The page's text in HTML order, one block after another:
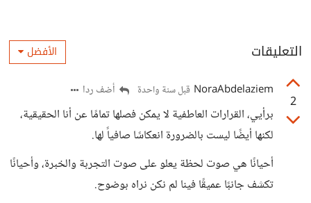
التعليقات الأفضل
2
NoraAbdelaziem قبل سنة واحدة أضف ردا
برأيي، القرارات العاطفية لا يمكن فصلها تمامًا عن أنا الحقيقية،
لكنها أيضًا ليست بالضرورة انعكاسًا صافياً لها.
أحيانًا هي صوت لحظة يعلو على صوت التجربة والخبرة، وأحيانًا
تكشف جانبًا عميقًا فينا لم نكن نراه بوضوح.